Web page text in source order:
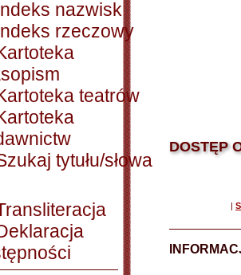
nazwisk
rzeczowy
teatrów
tytułu/słowa
DOSTĘP
|